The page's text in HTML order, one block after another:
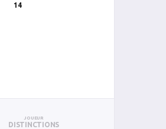
14
JOUEUR
DISTINCTIONS